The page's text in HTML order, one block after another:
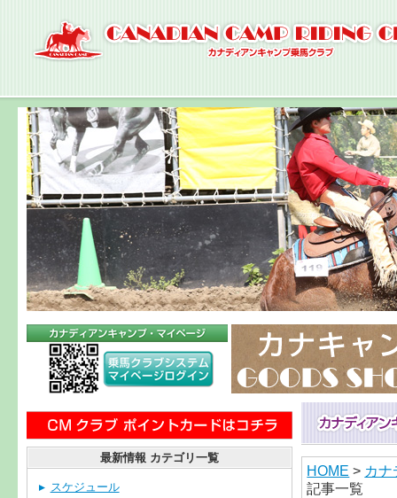
HOME > カ
記事一覧
最新情報 カテゴリ一覧
スケジュール